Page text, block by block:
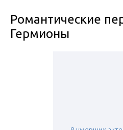
Романтические
Гермионы